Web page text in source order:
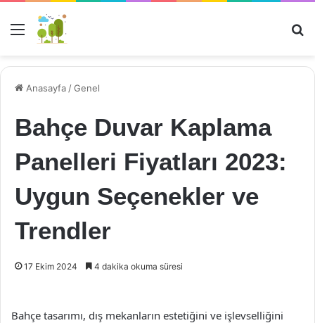
Menü
Anasayfa /Genel
Bahçe Duvar Kaplama
Panelleri Fiyatları 2023:
Uygun Seçenekler ve
Trendler
17 Ekim 2024 4 dakika okuma süresi
Bahçe tasarımı, dış mekanların estetiğini ve işlevselliğini